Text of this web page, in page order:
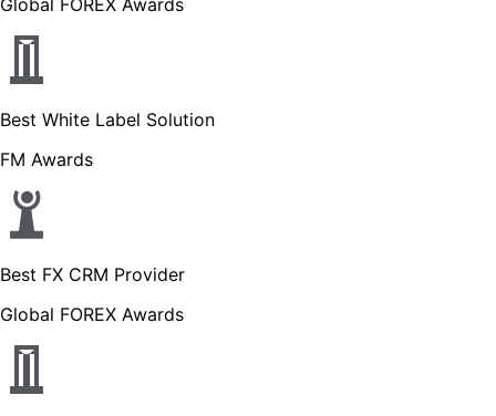
Best White Label Solution
FM Awards
Best FX CRM Provider
Global FOREX Awards